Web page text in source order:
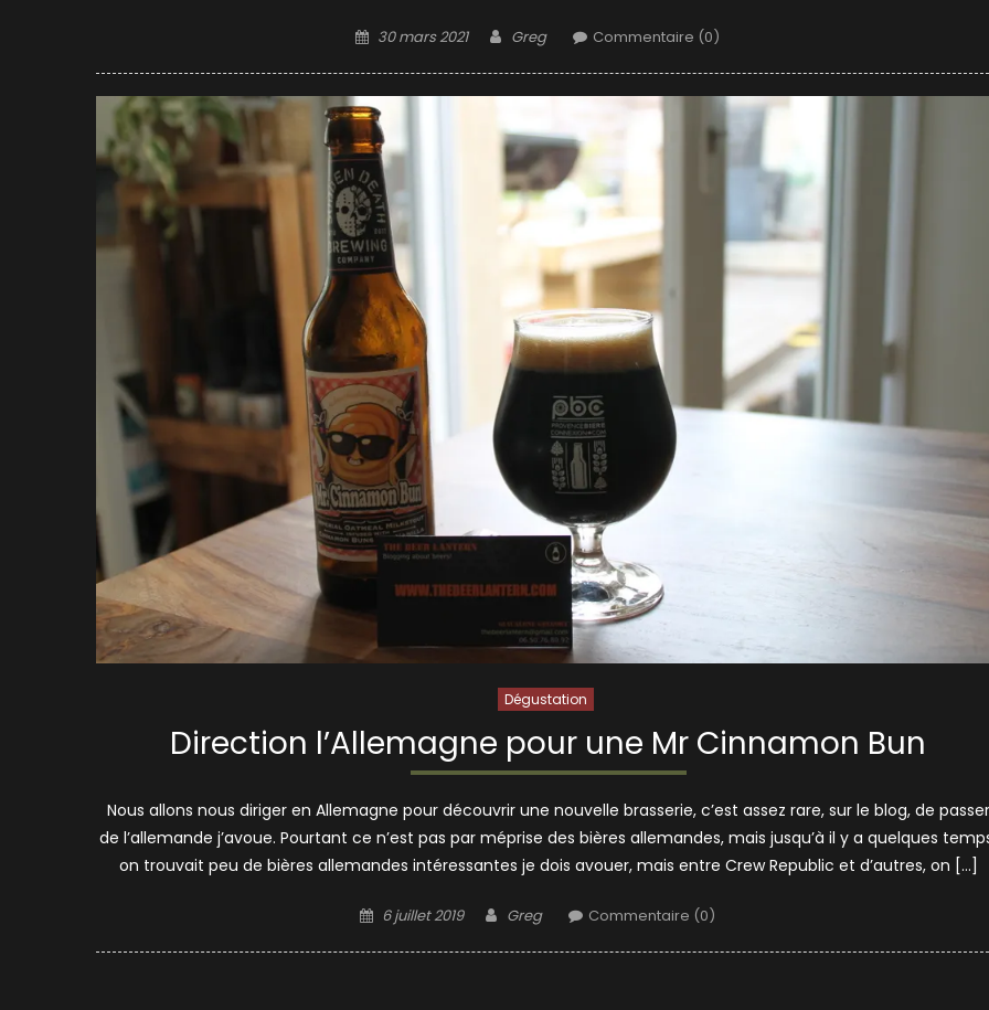
Posted
30 mars 2021 Author
Greg Commentaire (0)
Dégustation
Direction l’Allemagne pour une Mr Cinnamon Bun
Nous allons nous diriger en Allemagne pour découvrir une nouvelle brasserie, c’est assez rare, sur le blog, de passer
de l’allemande j’avoue. Pourtant ce n’est pas par méprise des bières allemandes, mais jusqu’à il y a quelques
on trouvait peu de bières allemandes intéressantes je dois avouer, mais entre Crew Republic et d’autres, on […]
Posted
6 juillet 2019 Author
Greg Commentaire (0)